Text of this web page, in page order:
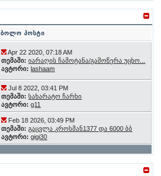
ბოლო პოსტი
Apr 22 2020, 07:18 AM
თემაში: იარაღის ჩამოტანა/გამოწერა უცხო...
ავტორი: lashaam
Jul 8 2022, 03:41 PM
თემაში: სახარატო ჩარხი
ავტორი: g11
Feb 18 2026, 03:49 PM
თემაში: გაცვლა კროსმან1377 და 6000 ბბ
ავტორი: gigi30